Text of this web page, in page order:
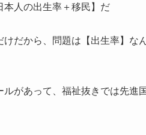
本人の出生率＋移民】だ
だから、問題は【出生率】な
があって、福祉抜きでは先進